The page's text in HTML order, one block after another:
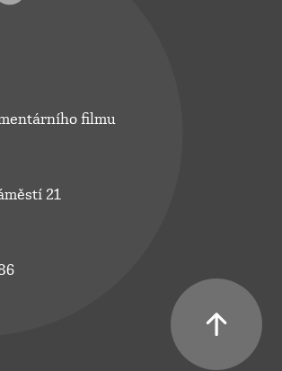
filmu
21